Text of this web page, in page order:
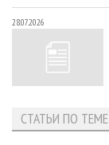
28.07.2026
СТАТЬИ ПО ТЕМЕ